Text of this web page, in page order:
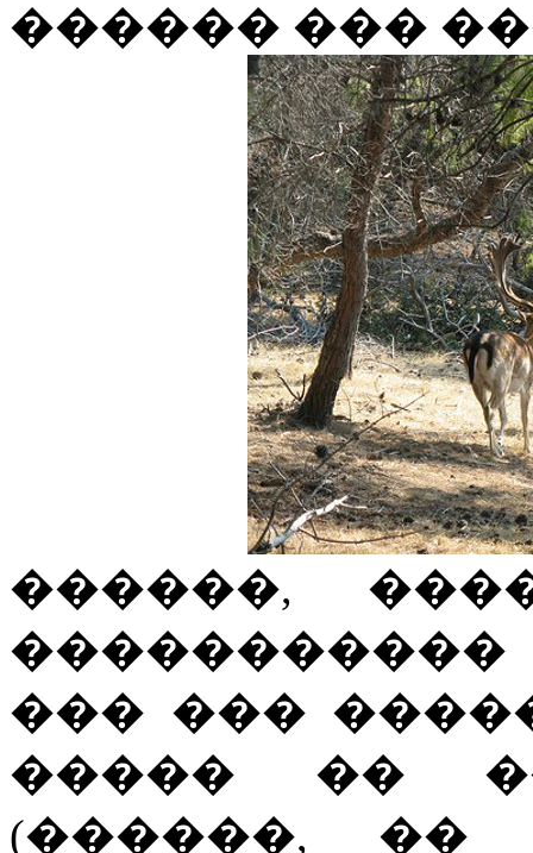
������ ���
������,
��� ���
����� ��
(������, ��